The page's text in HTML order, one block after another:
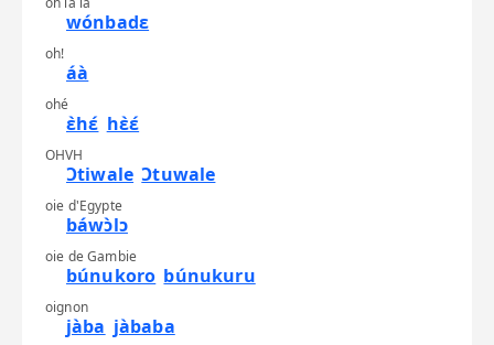
wónbadɛ
oh!
áà
ohé
ɛ̀hɛ́ hɛ̀ɛ́
OHVH
Ɔtiwale Ɔtuwale
oie d'Egypte
báwɔ̀lɔ
oie de Gambie
búnukoro búnukuru
oignon
jàba jàbaba